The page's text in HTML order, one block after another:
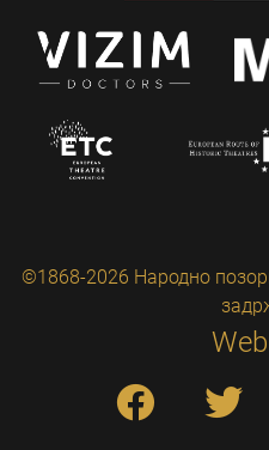
©1868-2026 Народно